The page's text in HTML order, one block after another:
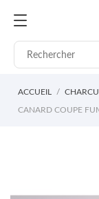
ACCUEIL
CANARD COUPE